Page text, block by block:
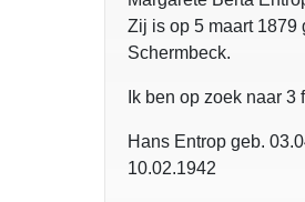
Zij is op 5 maart 1879
Schermbeck.
Ik ben op zoek naar 3
Hans Entrop geb.
10.02.1942